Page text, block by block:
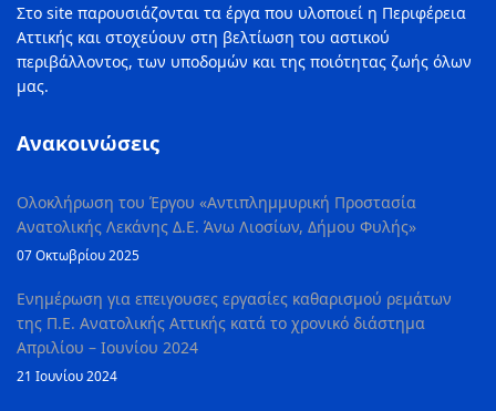
Στο site παρουσιάζονται τα έργα που υλοποιεί η Περιφέρεια
Αττικής και στοχεύουν στη βελτίωση του αστικού
περιβάλλοντος, των υποδομών και της ποιότητας ζωής όλων
μας.
Ανακοινώσεις
Ολοκλήρωση του Έργου «Αντιπλημμυρική Προστασία
Ανατολικής Λεκάνης Δ.Ε. Άνω Λιοσίων, Δήμου Φυλής»
07 Οκτωβρίου 2025
Ενημέρωση για επειγουσες εργασίες καθαρισμού ρεμάτων
της Π.Ε. Ανατολικής Αττικής κατά το χρονικό διάστημα
Απριλίου – Ιουνίου 2024
21 Ιουνίου 2024